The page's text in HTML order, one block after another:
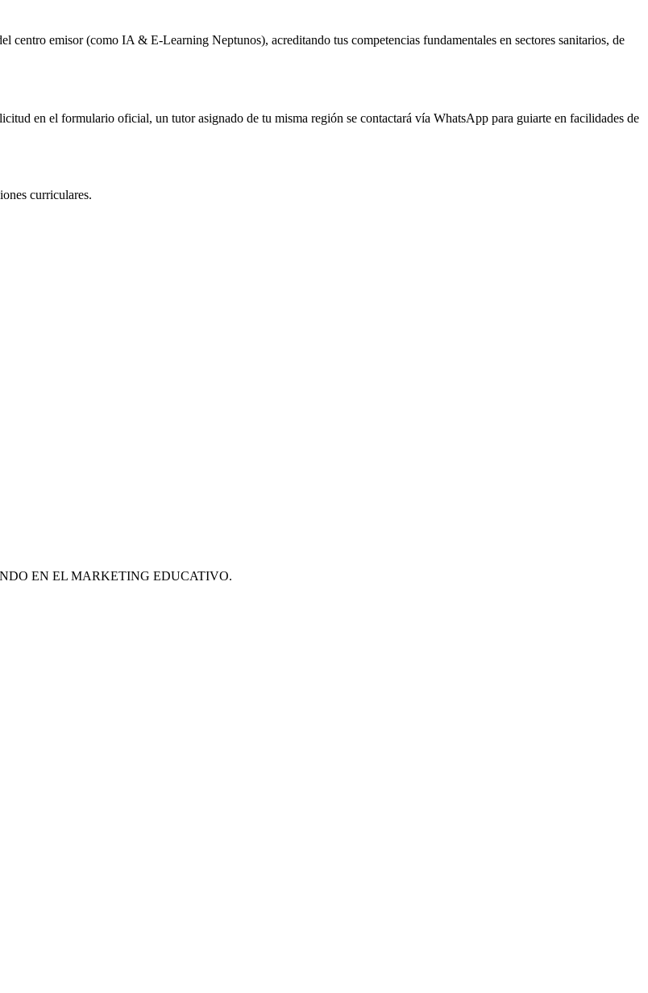
centro emisor (como IA & E-Learning Neptunos), acreditando tus competencias fundamentales en sectores sanitarios, de
en el formulario oficial, un tutor asignado de tu misma región se contactará vía WhatsApp para guiarte en facilidades de
curriculares.
EN EL MARKETING EDUCATIVO.